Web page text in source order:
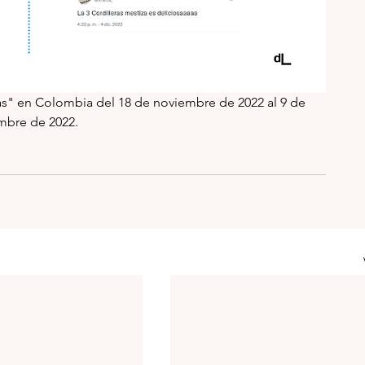
en Colombia del 18 de noviembre de 2022 al 9 de
de 2022.